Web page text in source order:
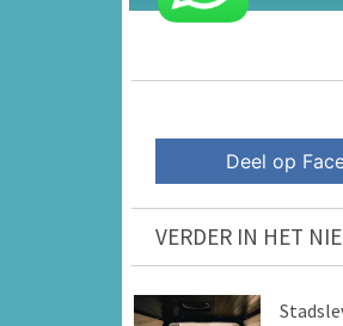
Deel op
VERDER IN HET